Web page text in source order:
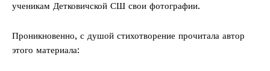
ученикам Детковичской СШ свои фотографии.
Проникновенно, с душой стихотворение прочитала автор
этого материала: